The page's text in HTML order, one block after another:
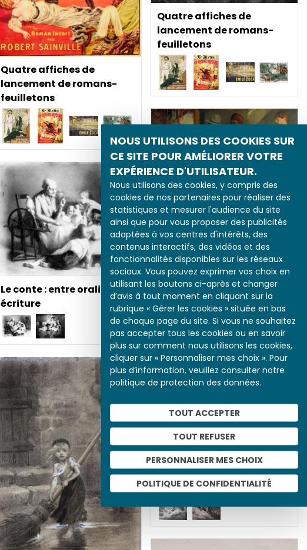
NOUS UTILISONS DES COOKIES SUR
CE SITE POUR AMÉLIORER VOTRE
EXPÉRIENCE D'UTILISATEUR.
Nous utilisons des cookies, y compris des
cookies de nos partenaires pour réaliser des
statistiques et mesurer l'audience du site
ainsi que pour vous proposer des publicités
adaptées à vos centres d'intérêts, des
contenus interactifs, des vidéos et des
fonctionnalités disponibles sur les réseaux
sociaux. Vous pouvez exprimer vos choix en
utilisant les boutons ci-après et changer
d’avis à tout moment en cliquant sur la
rubrique « Gérer les cookies » située en bas
de chaque page du site. Si vous ne souhaitez
pas accepter tous les cookies ou en savoir
plus sur comment nous utilisons les cookies,
cliquer sur « Personnaliser mes choix ». Pour
plus d’information, veuillez consulter notre
politique de protection des données.
TOUT ACCEPTER
TOUT REFUSER
PERSONNALISER MES CHOIX
POLITIQUE DE CONFIDENTIALITÉ
Quatre affiches de
lancement de romans-
feuilletons
Quatre affiches de
lancement de romans-
feuilletons
André Gide
Le conte : entre oralité et
écriture
L'illustration du livre pour
enfants : autour des
"Contes" de Perrault